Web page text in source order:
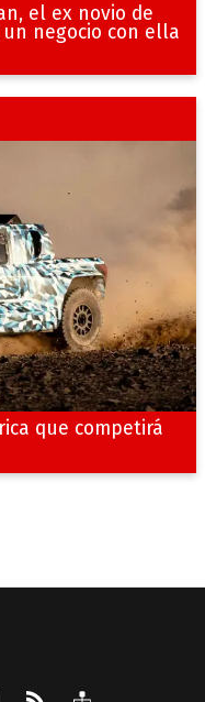
el ex novio de
negocio con ella
que competirá